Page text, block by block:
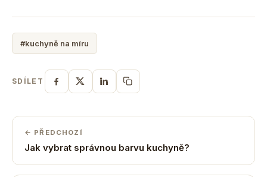
#kuchyně na míru
SDÍLET
← PŘEDCHOZÍ
Jak vybrat správnou barvu kuchyně?